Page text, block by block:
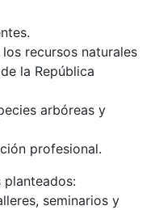
recursos naturales
la República
arbóreas y
profesional.
seminarios y